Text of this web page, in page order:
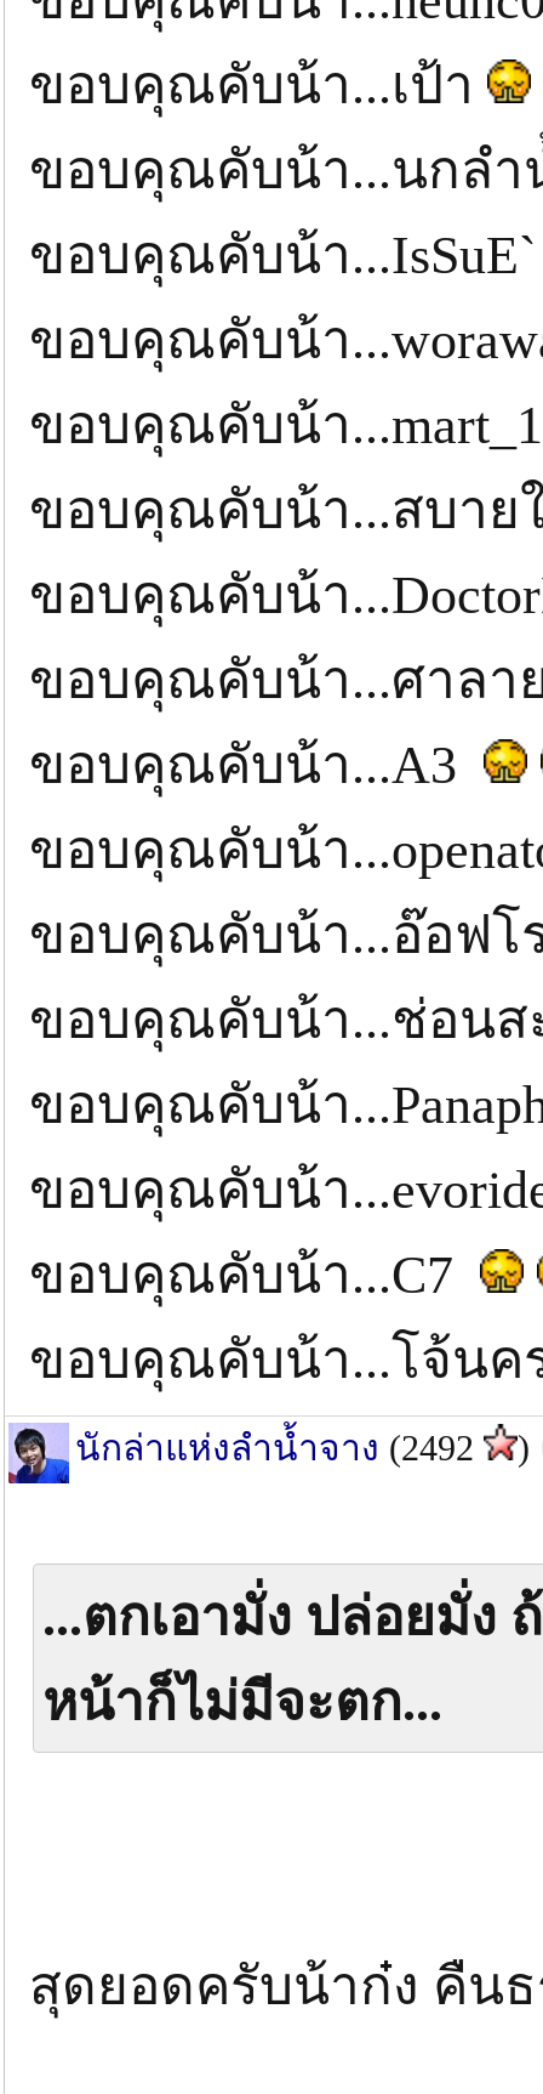
ขอบคุณคับน้า...เป้า
ขอบคุณคับน้า...นกลำ
ขอบคุณคับน้า
ขอบคุณคับน้า
ขอบคุณคับน้า
ขอบคุณคับน้า...สบาย
ขอบคุณคับน้า
ขอบคุณคับน้า...ศาล
ขอบคุณคับน้า...A3
ขอบคุณคับน้า
ขอบคุณคับน้า...อ๊อฟ
ขอบคุณคับน้า...ช่อน
ขอบคุณคับน้า
ขอบคุณคับน้า
ขอบคุณคับน้า...C7
ขอบคุณคับน้า...โจ้นค
นักล่าแห่งลำน้ำจาง (2492 )
...ตกเอามั่ง ปล่อยมั่ง
หน้าก็ไม่มีจะตก...
สุดยอดครับน้าก๋ง คืน